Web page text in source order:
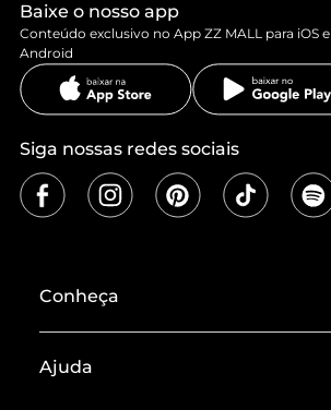
Baixe o nosso app
Conteúdo exclusivo no App ZZ MALL para iOS e
Android
Siga nossas redes sociais
Conheça
Termos de Uso
Ajuda